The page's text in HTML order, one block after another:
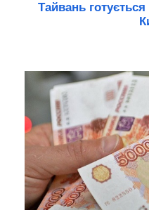
Тайвань